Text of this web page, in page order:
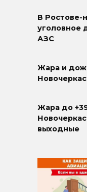
В Ростове-
уголовное
АЗС
Жара и
Жара до
выходные